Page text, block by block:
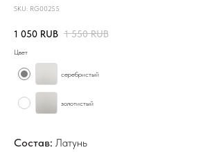
SKU: RG00255
1 050 RUB 1 550 RUB
Цвет
серебристый
золотистый
Состав: Латунь